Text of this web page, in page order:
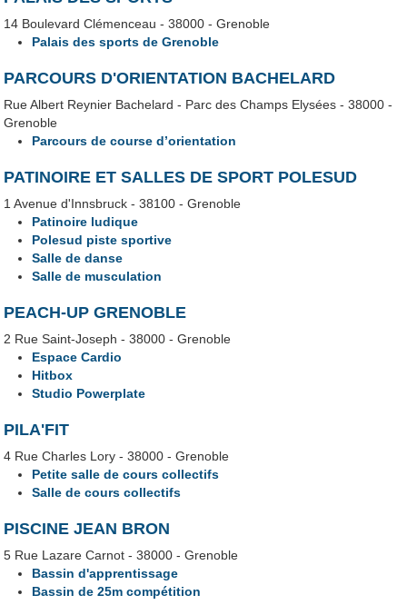
14 Boulevard Clémenceau - 38000 - Grenoble
Palais des sports de Grenoble
PARCOURS D'ORIENTATION BACHELARD
Rue Albert Reynier Bachelard - Parc des Champs Elysées - 38000 -
Grenoble
Parcours de course d’orientation
PATINOIRE ET SALLES DE SPORT POLESUD
1 Avenue d'Innsbruck - 38100 - Grenoble
Patinoire ludique
Polesud piste sportive
Salle de danse
Salle de musculation
PEACH-UP GRENOBLE
2 Rue Saint-Joseph - 38000 - Grenoble
Espace Cardio
Hitbox
Studio Powerplate
PILA'FIT
4 Rue Charles Lory - 38000 - Grenoble
Petite salle de cours collectifs
Salle de cours collectifs
PISCINE JEAN BRON
5 Rue Lazare Carnot - 38000 - Grenoble
Bassin d'apprentissage
Bassin de 25m compétition